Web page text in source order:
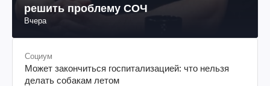
решить проблему СОЧ
Вчера
Социум
Может закончиться госпитализацией: что нельзя
делать собакам летом